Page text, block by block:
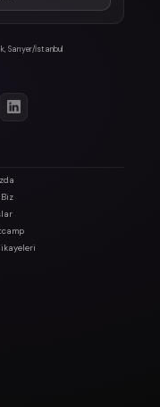
Sarıyer/İstanbul
Biz